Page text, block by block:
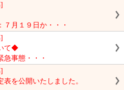
月１９日か・・・
て◆
急事態・・・
を公開いたしました。